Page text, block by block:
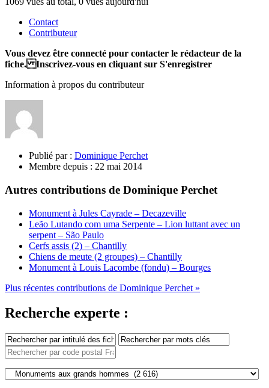
Contact
Contributeur
Vous devez être connecté pour contacter le rédacteur de la
fiche. Inscrivez-vous en cliquant sur S'enregistrer
Information à propos du contributeur
Publié par : Dominique Perchet
Membre depuis : 22 mai 2014
Autres contributions de Dominique Perchet
Monument à Jules Cayrade – Decazeville
Leão Lutando com uma Serpente – Lion luttant avec un
serpent – São Paulo
Cerfs assis (2) – Chantilly
Chiens de meute (2 groupes) – Chantilly
Monument à Louis Lacombe (fondu) – Bourges
Plus récentes contributions de Dominique Perchet »
Recherche experte :